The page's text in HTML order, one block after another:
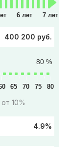
6 лет 7 лет
400 200 руб.
80 %
65 70 75 80
10%
4.9%